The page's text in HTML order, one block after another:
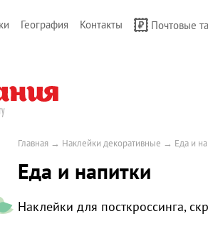
География Контакты Почтовые
Главная → Наклейки декоративные → Еда и
Еда и напитки
Наклейки для посткроссинга,